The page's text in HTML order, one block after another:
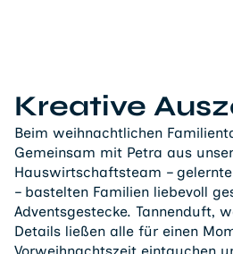
Kreative
Beim weihnachtlichen
Gemeinsam mit Petra aus
Hauswirtschaftsteam –
– bastelten Familien liebevoll
Adventsgestecke. Tannenduft,
Details ließen alle für einen